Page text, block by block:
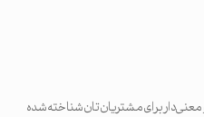
دار برای مشتریان تان شناخته شده